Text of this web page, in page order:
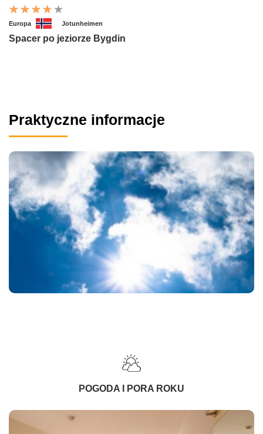
Europa Jotunheimen
Spacer po jeziorze Bygdin
Praktyczne informacje
POGODA I PORA ROKU